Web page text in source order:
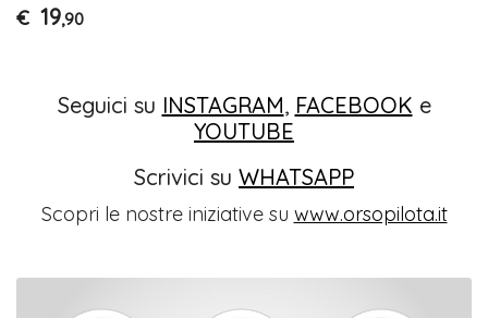
€ 19,90
Seguici su INSTAGRAM, FACEBOOK e
YOUTUBE
Scrivici su WHATSAPP
Scopri le nostre iniziative su www.orsopilota.it